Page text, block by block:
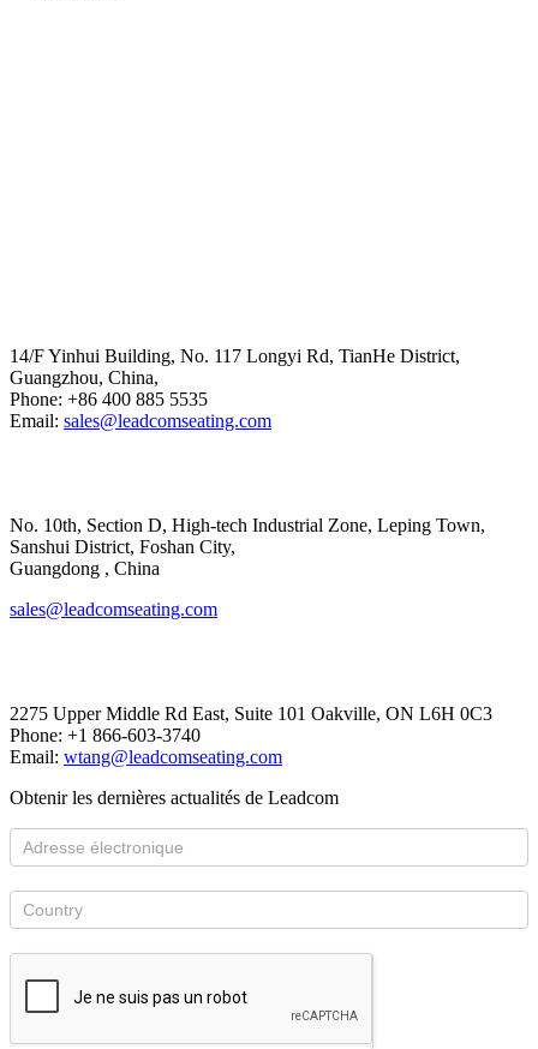
14/F Yinhui Building, No. 117 Longyi Rd, TianHe District,
Guangzhou, China,
Phone: +86 400 885 5535
Email: sales@leadcomseating.com
No. 10th, Section D, High-tech Industrial Zone, Leping Town,
Sanshui District, Foshan City,
​​​​​​​Guangdong , China
sales@leadcomseating.com
2275 Upper Middle Rd East, Suite 101 Oakville, ON L6H 0C3
Phone: +1 866-603-3740
Email: wtang@leadcomseating.com
Obtenir les dernières actualités de Leadcom